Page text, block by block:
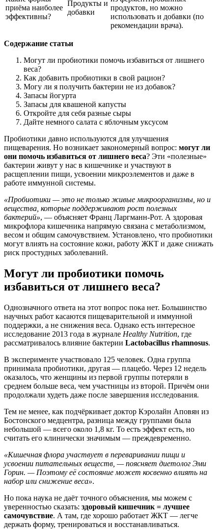
приёма наиболее
эффективны?
Продукты и
добавки
продуктов, но можно
использовать и добавки (по
рекомендации врача).
Содержание статьи
Могут ли пробиотики помочь избавиться от лишнего
веса?
Как добавить пробиотики в свой рацион?
Могу ли я получить бактерии не из добавок?
Запасы йогурта
Запасы для квашеной капусты
Откройте для себя разные сыры
Дайте немного салата с яблочным уксусом
Пробиотики давно используются для улучшения
пищеварения. Но возникает закономерный вопрос: могут ли
они помочь избавиться от лишнего веса? Эти «полезные»
бактерии живут у нас в кишечнике и участвуют в
расщеплении пищи, усвоении микроэлементов и даже в
работе иммунной системы.
«Пробиотики — это не только живые микроорганизмы, но и
вещества, которые поддерживают рост полезных
бактерий», — объясняет Франц Ларгманн-Рот. А здоровая
микрофлора кишечника напрямую связана с метаболизмом,
весом и общим самочувствием. Установлено, что пробиотики
могут влиять на состояние кожи, работу ЖКТ и даже снижать
риск простудных заболеваний.
Могут ли пробиотики помочь
избавиться от лишнего веса?
Однозначного ответа на этот вопрос пока нет. Большинство
научных работ касаются пищеварительной и иммунной
поддержки, а не снижения веса. Однако есть интересное
исследование 2013 года в журнале Healthy Nutrition, где
рассматривалось влияние бактерии Lactobacillus rhamnosus.
В эксперименте участвовало 125 человек. Одна группа
принимала пробиотики, другая — плацебо. Через 12 недель
оказалось, что женщины из первой группы потеряли в
среднем больше веса, чем участницы из второй. Причём они
продолжали худеть даже после завершения исследования.
Тем не менее, как подчёркивает доктор Кэролайн Аповян из
Бостонского медцентра, разница между группами была
небольшой — всего около 1,8 кг. То есть эффект есть, но
считать его клинически значимым — преждевременно.
«Кишечная флора участвует в переваривании пищи и
усвоении питательных веществ, — поясняет диетолог Эми
Горин. — Поэтому её состояние может косвенно влиять на
набор или снижение веса».
Но пока наука не даёт точного объяснения, мы можем с
уверенностью сказать: здоровый кишечник = лучшее
самочувствие. А там, где хорошо работает ЖКТ — легче
держать форму, тренироваться и восстанавливаться.